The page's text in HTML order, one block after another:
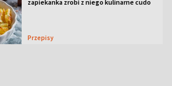
zapiekanka zrobi z niego kulinarne cudo
Przepisy